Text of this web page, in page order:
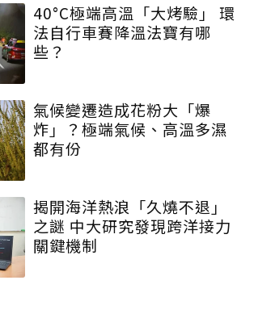
40°C極端高溫「大烤驗」 環
法自行車賽降溫法寶有哪
些？
氣候變遷造成花粉大「爆
炸」？極端氣候、高溫多濕
都有份
揭開海洋熱浪「久燒不退」
之謎 中大研究發現跨洋接力
關鍵機制